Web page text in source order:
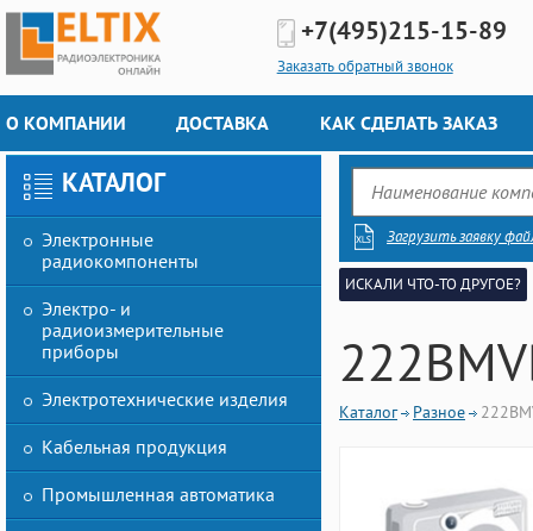
+7(495)215-15-89
Заказать обратный звонок
О КОМПАНИИ ДОСТАВКА КАК СДЕЛАТЬ ЗАКАЗ
КАТАЛОГ
Электронные
радиокомпоненты
Электро- и
радиоизмерительные
приборы
Электротехнические изделия
Кабельная продукция
Промышленная автоматика
Загрузить заявку
ИСКАЛИ ЧТО-ТО ДРУГОЕ?
Каталог Разное